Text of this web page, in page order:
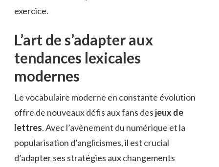
exercice.
L’art de s’adapter aux
tendances lexicales
modernes
Le vocabulaire moderne en constante évolution
offre de nouveaux défis aux fans des jeux de
lettres. Avec l’avènement du numérique et la
popularisation d’anglicismes, il est crucial
d’adapter ses stratégies aux changements